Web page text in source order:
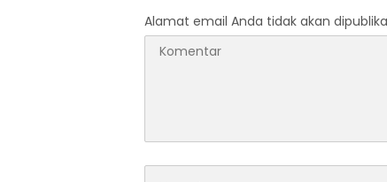
Alamat email Anda tidak akan